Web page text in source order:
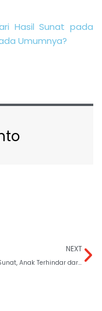
Hasil Sunat pada
Umumnya?
NEXT
Dengan Sunat, Anak Terhindar dari Iritasi Saat Bermain di Tanah Berdebu